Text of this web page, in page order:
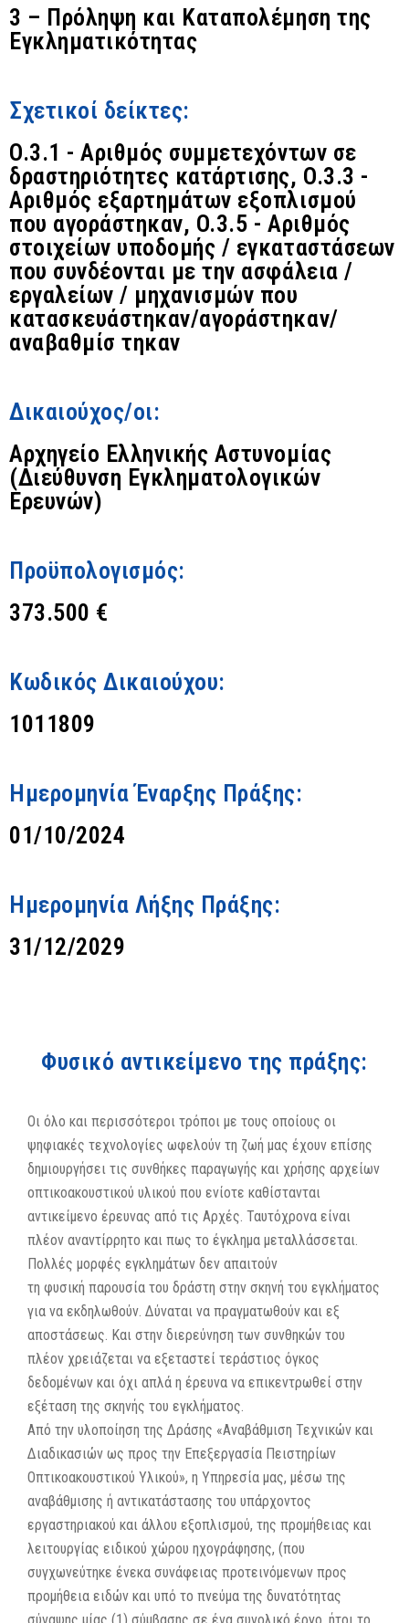
3 – Πρόληψη και Καταπολέμηση της
Εγκληματικότητας
Σχετικοί δείκτες:
O.3.1 - Αριθμός συμμετεχόντων σε
δραστηριότητες κατάρτισης, O.3.3 -
Αριθμός εξαρτημάτων εξοπλισμού
που αγοράστηκαν, O.3.5 - Αριθμός
στοιχείων υποδομής / εγκαταστάσεων
που συνδέονται με την ασφάλεια /
εργαλείων / μηχανισμών που
κατασκευάστηκαν/αγοράστηκαν/
αναβαθμίσ τηκαν
Δικαιούχος/οι:
Αρχηγείο Ελληνικής Αστυνομίας
(Διεύθυνση Εγκληματολογικών
Ερευνών)
Προϋπολογισμός:
373.500 €
Κωδικός Δικαιούχου:
1011809
Ημερομηνία Έναρξης Πράξης:
01/10/2024
Ημερομηνία Λήξης Πράξης:
31/12/2029
Φυσικό αντικείμενο της πράξης:
Οι όλο και περισσότεροι τρόποι με τους οποίους οι
ψηφιακές τεχνολογίες ωφελούν τη ζωή μας έχουν επίσης
δημιουργήσει τις συνθήκες παραγωγής και χρήσης αρχείων
οπτικοακουστικού υλικού που ενίοτε καθίστανται
αντικείμενο έρευνας από τις Αρχές. Ταυτόχρονα είναι
πλέον αναντίρρητο και πως το έγκλημα μεταλλάσσεται.
Πολλές μορφές εγκλημάτων δεν απαιτούν
τη φυσική παρουσία του δράστη στην σκηνή του εγκλήματος
για να εκδηλωθούν. Δύναται να πραγματωθούν και εξ
αποστάσεως. Και στην διερεύνηση των συνθηκών του
πλέον χρειάζεται να εξεταστεί τεράστιος όγκος
δεδομένων και όχι απλά η έρευνα να επικεντρωθεί στην
εξέταση της σκηνής του εγκλήματος.
Από την υλοποίηση της Δράσης «Αναβάθμιση Τεχνικών και
Διαδικασιών ως προς την Επεξεργασία Πειστηρίων
Οπτικοακουστικού Υλικού», η Υπηρεσία μας, μέσω της
αναβάθμισης ή αντικατάστασης του υπάρχοντος
εργαστηριακού και άλλου εξοπλισμού, της προμήθειας και
λειτουργίας ειδικού χώρου ηχογράφησης, (που
συγχωνεύτηκε ένεκα συνάφειας προτεινόμενων προς
προμήθεια ειδών και υπό το πνεύμα της δυνατότητας